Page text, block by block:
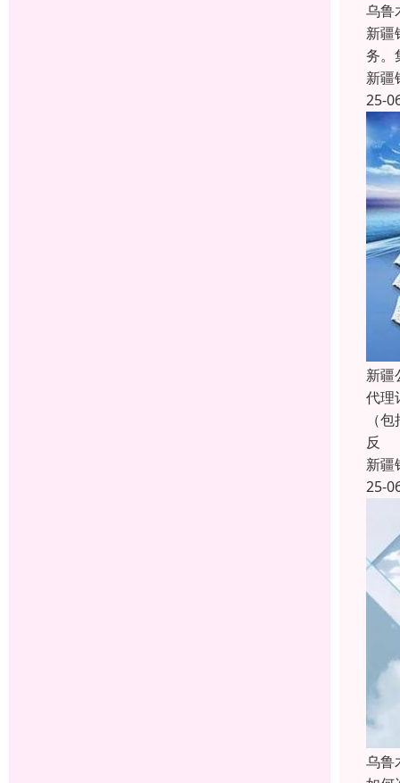
乌鲁
新疆
务。
新疆
25-
新疆
代理
（
反
新疆
25-
乌鲁